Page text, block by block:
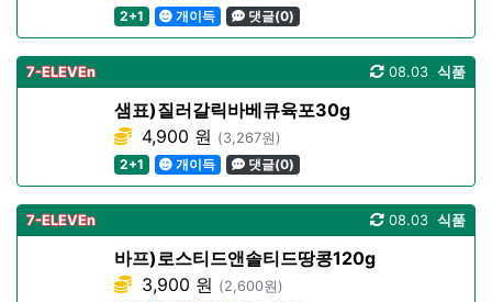
2+1
개이득 댓글(0)
7-ELEVEn 식품
08.03
샘표)질러갈릭바베큐육포30g
4,900 원 (3,267원)
2+1
개이득 댓글(0)
7-ELEVEn 식품
08.03
바프)로스티드앤솔티드땅콩120g
3,900 원 (2,600원)